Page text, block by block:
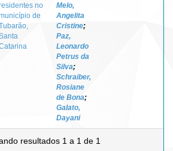
no
de
Melo,
Angelita
Cristine;
Paz,
Leonardo
Petrus da
Silva;
Schraiber,
Rosiane
de Bona;
Galato,
Dayani
resultados 1 a 1 de 1